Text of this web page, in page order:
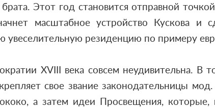
Этот год становится отправной
масштабное устройство Кускова и
резиденцию по примеру
XVIII века совсем неудивительна.
свое звание законодательницы мод.
а затем идеи Просвещения, которые,